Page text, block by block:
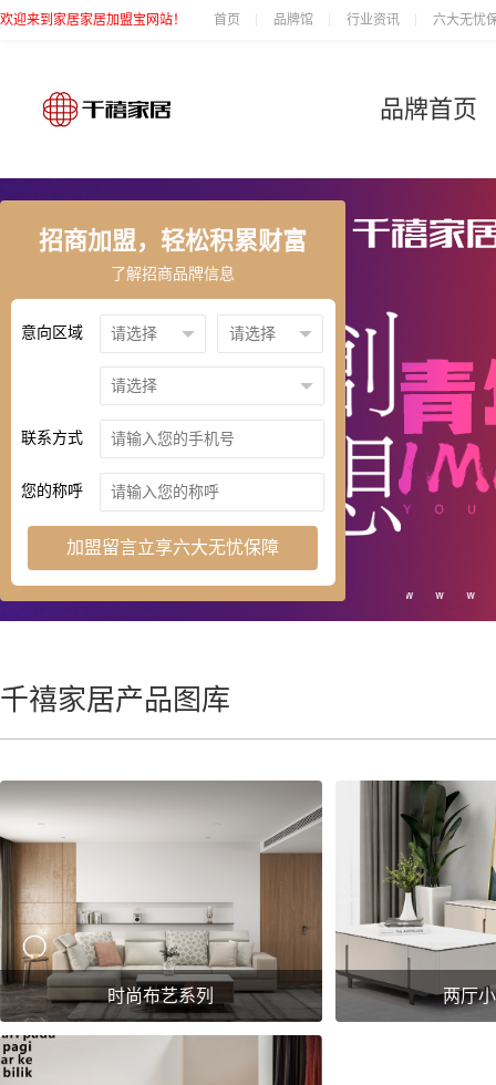
欢迎来到家居家居加盟宝网站！ 首页 品牌馆 行业资讯 六大无忧
品牌首页
招商加盟，轻松积累财富
了解招商品牌信息
意向区域
联系方式
您的称呼
加盟留言立享六大无忧保障
千禧家居产品图库
时尚布艺系列 两厅